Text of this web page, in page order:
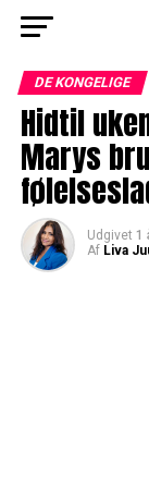
DE KONGELIGE
Hidtil
Marys
Udgivet 1
Af Liva